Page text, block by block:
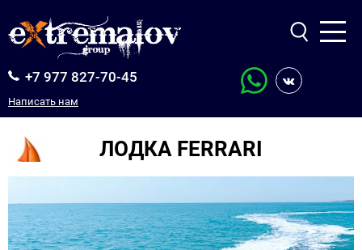
+7 977 827-70-45
Написать нам
АРЕНДА ЯХТ
ПРОДАЖА ЯХТ
ПРОДАЖА ОБОРУДОВАНИЯ
О КОМПАНИИ
ЛОДКА FERRARI